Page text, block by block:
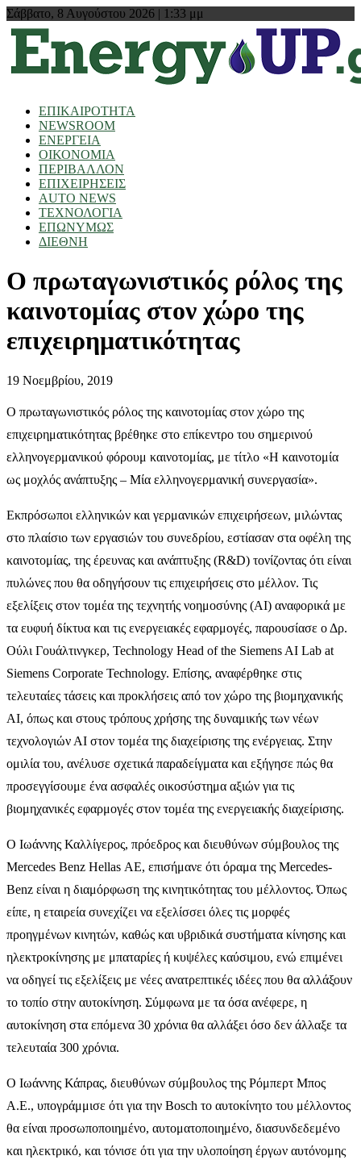
Σάββατο, 8 Αυγούστου 2026 | 1:33 μμ
ΕΠΙΚΑΙΡΟΤΗΤΑ
NEWSROOM
ΕΝΕΡΓΕΙΑ
ΟΙΚΟΝΟΜΙΑ
ΠΕΡΙΒΑΛΛΟΝ
ΕΠΙΧΕΙΡΗΣΕΙΣ
AUTO NEWS
ΤΕΧΝΟΛΟΓΙΑ
ΕΠΩΝΥΜΩΣ
ΔΙΕΘΝΗ
Ο πρωταγωνιστικός ρόλος της
καινοτομίας στον χώρο της
επιχειρηματικότητας
19 Νοεμβρίου, 2019
Ο πρωταγωνιστικός ρόλος της καινοτομίας στον χώρο της
επιχειρηματικότητας βρέθηκε στο επίκεντρο του σημερινού
ελληνογερμανικού φόρουμ καινοτομίας, με τίτλο «Η καινοτομία
ως μοχλός ανάπτυξης – Μία ελληνογερμανική συνεργασία».
Εκπρόσωποι ελληνικών και γερμανικών επιχειρήσεων, μιλώντας
στο πλαίσιο των εργασιών του συνεδρίου, εστίασαν στα οφέλη της
καινοτομίας, της έρευνας και ανάπτυξης (R&D) τονίζοντας ότι είναι
πυλώνες που θα οδηγήσουν τις επιχειρήσεις στο μέλλον. Τις
εξελίξεις στον τομέα της τεχνητής νοημοσύνης (ΑΙ) αναφορικά με
τα ευφυή δίκτυα και τις ενεργειακές εφαρμογές, παρουσίασε ο Δρ.
Ούλι Γουάλτινγκερ, Technology Head of the Siemens AI Lab at
Siemens Corporate Technology. Επίσης, αναφέρθηκε στις
τελευταίες τάσεις και προκλήσεις από τον χώρο της βιομηχανικής
ΑΙ, όπως και στους τρόπους χρήσης της δυναμικής των νέων
τεχνολογιών ΑΙ στον τομέα της διαχείρισης της ενέργειας. Στην
ομιλία του, ανέλυσε σχετικά παραδείγματα και εξήγησε πώς θα
προσεγγίσουμε ένα ασφαλές οικοσύστημα αξιών για τις
βιομηχανικές εφαρμογές στον τομέα της ενεργειακής διαχείρισης.
Ο Ιωάννης Καλλίγερος, πρόεδρος και διευθύνων σύμβουλος της
Mercedes Benz Hellas ΑΕ, επισήμανε ότι όραμα της Mercedes-
Benz είναι η διαμόρφωση της κινητικότητας του μέλλοντος. Όπως
είπε, η εταιρεία συνεχίζει να εξελίσσει όλες τις μορφές
προηγμένων κινητών, καθώς και υβριδικά συστήματα κίνησης και
ηλεκτροκίνησης με μπαταρίες ή κυψέλες καύσιμου, ενώ επιμένει
να οδηγεί τις εξελίξεις με νέες ανατρεπτικές ιδέες που θα αλλάξουν
το τοπίο στην αυτοκίνηση. Σύμφωνα με τα όσα ανέφερε, η
αυτοκίνηση στα επόμενα 30 χρόνια θα αλλάξει όσο δεν άλλαξε τα
τελευταία 300 χρόνια.
Ο Ιωάννης Κάπρας, διευθύνων σύμβουλος της Ρόμπερτ Μπος
Α.Ε., υπογράμμισε ότι για την Bosch το αυτοκίνητο του μέλλοντος
θα είναι προσωποποιημένο, αυτοματοποιημένο, διασυνδεδεμένο
και ηλεκτρικό, και τόνισε ότι για την υλοποίηση έργων αυτόνομης